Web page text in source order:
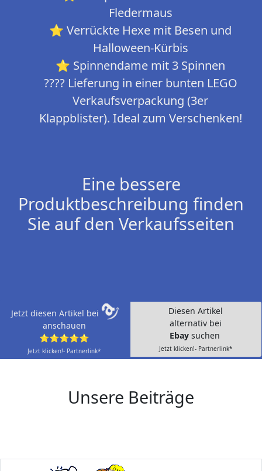
Fledermaus
⭐ Verrückte Hexe mit Besen und
Halloween-Kürbis
⭐ Spinnendame mit 3 Spinnen
???? Lieferung in einer bunten LEGO
Verkaufsverpackung (3er
Klappblister). Ideal zum Verschenken!
Eine bessere
Produktbeschreibung finden
Sie auf den Verkaufsseiten
Jetzt diesen Artikel bei
anschauen
⭐⭐⭐⭐⭐
Jetzt klicken!- Partnerlink*
Diesen Artikel
alternativ bei
Ebay suchen
Jetzt klicken!- Partnerlink*
Unsere Beiträge